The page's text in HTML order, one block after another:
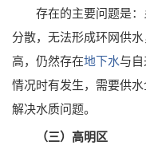
存在的主要问题是：
分散，无法形成环网供
高，仍然存在地下水与
情况时有发生，需要供
解决水质问题。
（三）高明区